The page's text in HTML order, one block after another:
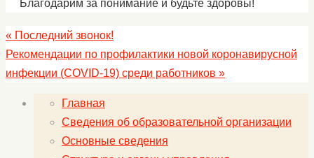
Благодарйм за понимание и будьте здоровы!
« Последний звонок!
Рекомендации по профилактики новой коронавирусной
инфекции (COVID-19) среди работников »
Главная
Сведения об образовательной организации
Основные сведения